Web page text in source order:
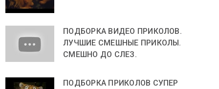
ПОДБОРКА ВИДЕО ПРИКОЛОВ.
ЛУЧШИЕ СМЕШНЫЕ ПРИКОЛЫ.
СМЕШНО ДО СЛЕЗ.
ПОДБОРКА ПРИКОЛОВ СУПЕР